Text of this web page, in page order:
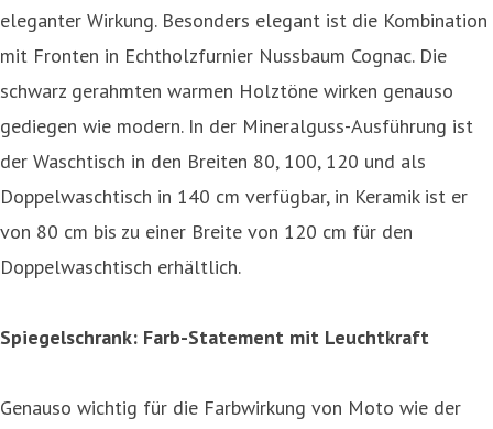
eleganter Wirkung. Besonders elegant ist die Kombination
mit Fronten in Echtholzfurnier Nussbaum Cognac. Die
schwarz gerahmten warmen Holztöne wirken genauso
gediegen wie modern. In der Mineralguss-Ausführung ist
der Waschtisch in den Breiten 80, 100, 120 und als
Doppelwaschtisch in 140 cm verfügbar, in Keramik ist er
von 80 cm bis zu einer Breite von 120 cm für den
Doppelwaschtisch erhältlich.
Spiegelschrank: Farb-Statement mit Leuchtkraft
Genauso wichtig für die Farbwirkung von Moto wie der